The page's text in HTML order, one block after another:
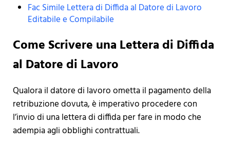
Fac Simile Lettera di Diffida al Datore di Lavoro
Editabile e Compilabile
Come Scrivere una Lettera di Diffida
al Datore di Lavoro
Qualora il datore di lavoro ometta il pagamento della
retribuzione dovuta, è imperativo procedere con
l’invio di una lettera di diffida per fare in modo che
adempia agli obblighi contrattuali.